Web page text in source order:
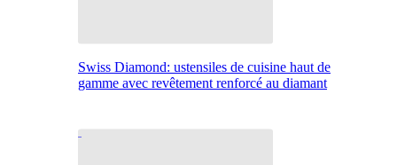
Swiss Diamond: ustensiles de cuisine haut de
gamme avec revêtement renforcé au diamant